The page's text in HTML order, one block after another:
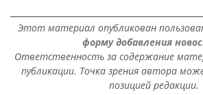
Этот материал опубликован
форму добавления
Ответственность за содержание
публикации. Точка зрения автора
позицией редакции.